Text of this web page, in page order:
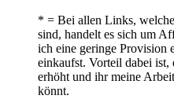
* = Bei allen Links,
sind, handelt es sich um
ich eine geringe Provision
einkaufst. Vorteil dabei ist,
erhöht und ihr meine
könnt.